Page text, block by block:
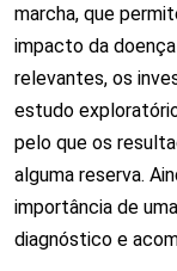
marcha, que
impacto da
relevantes, os
estudo
pelo que os
alguma reserva.
importância de
diagnóstico e